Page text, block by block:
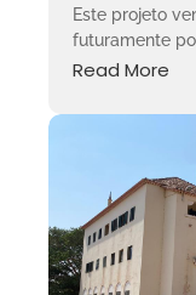
Este projeto
futuramente
Read More